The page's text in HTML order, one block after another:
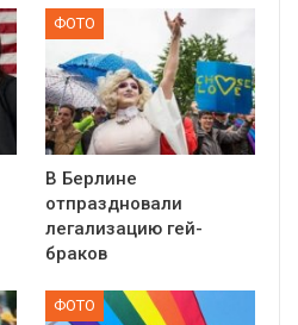
ФОТО
В Берлине
отпраздновали
легализацию гей-
браков
ФОТО